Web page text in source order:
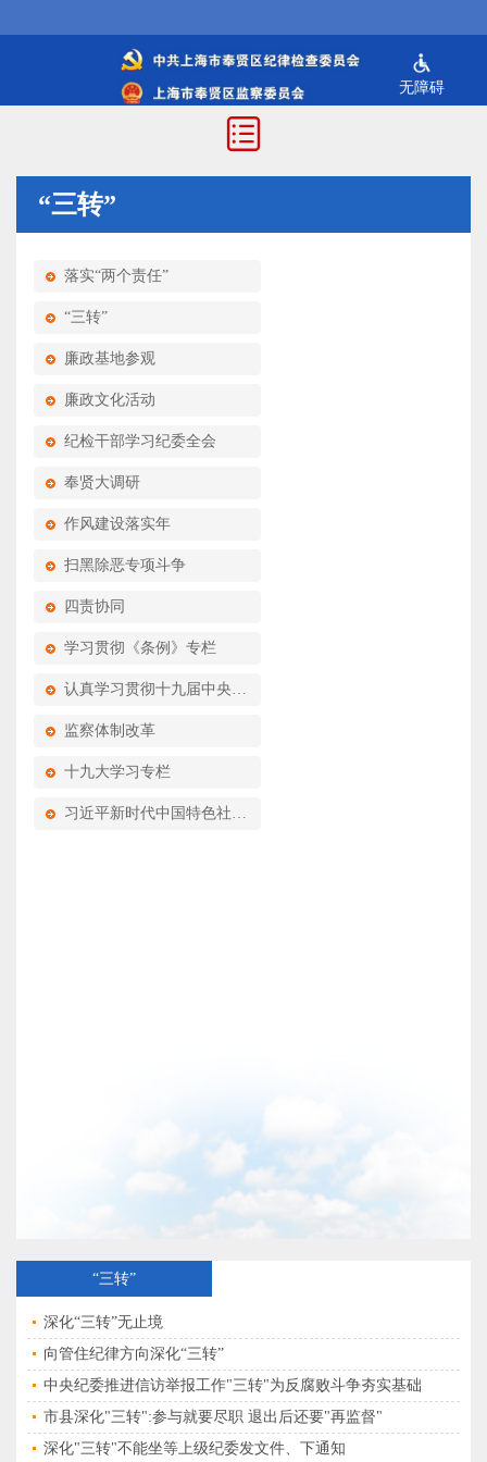
无障碍
“三转”
落实“两个责任”
“三转”
廉政基地参观
廉政文化活动
纪检干部学习纪委全会
奉贤大调研
作风建设落实年
扫黑除恶专项斗争
四责协同
学习贯彻《条例》专栏
认真学习贯彻十九届中央纪委四次全会精神
监察体制改革
十九大学习专栏
习近平新时代中国特色社会主义思想
“三转”
深化“三转”无止境
向管住纪律方向深化“三转”
中央纪委推进信访举报工作"三转"为反腐败斗争夯实基础
市县深化"三转":参与就要尽职 退出后还要"再监督"
深化"三转"不能坐等上级纪委发文件、下通知